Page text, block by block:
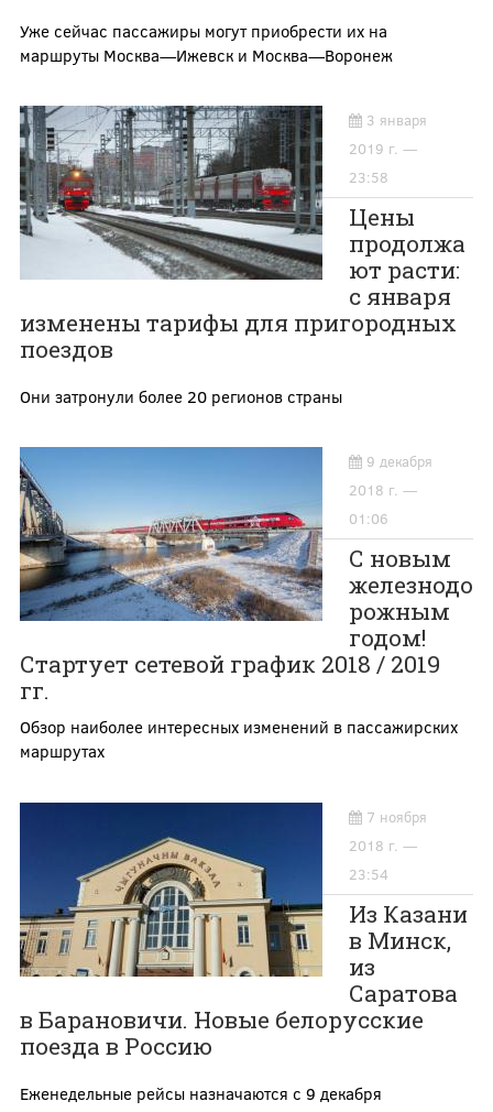
Уже сейчас пассажиры могут приобрести их на
маршруты Москва—Ижевск и Москва—Воронеж
3 января
2019 г. —
23:58
Цены
продолжа
ют расти:
с января
изменены тарифы для пригородных
поездов
Они затронули более 20 регионов страны
9 декабря
2018 г. —
01:06
С новым
железнодо
рожным
годом!
Стартует сетевой график 2018 / 2019
гг.
Обзор наиболее интересных изменений в пассажирских
маршрутах
7 ноября
2018 г. —
23:54
Из Казани
в Минск,
из
Саратова
в Барановичи. Новые белорусские
поезда в Россию
Еженедельные рейсы назначаются с 9 декабря